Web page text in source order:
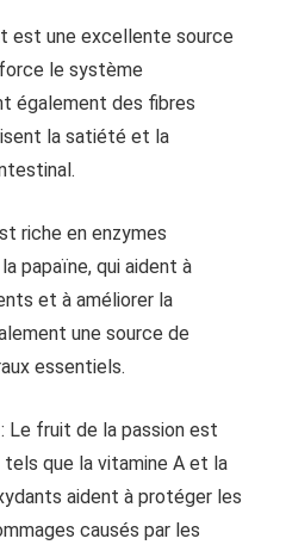
est une excellente source
le système
également des fibres
la satiété et la
riche en enzymes
papaïne, qui aident à
et à améliorer la
une source de
essentiels.
Le fruit de la passion est
que la vitamine A et la
aident à protéger les
causés par les